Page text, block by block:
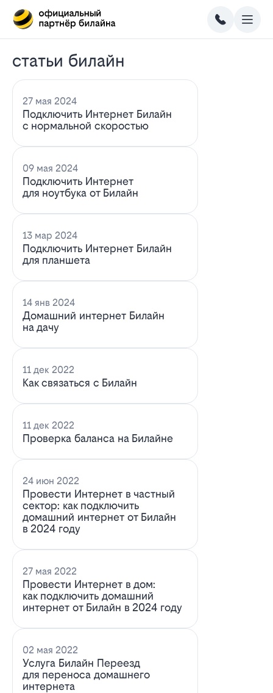
статьи билайн
27 мая 2024
Подключить Интернет Билайн
с нормальной скоростью
09 мая 2024
Подключить Интернет
для ноутбука от Билайн
13 мар 2024
Подключить Интернет Билайн
для планшета
14 янв 2024
Домашний интернет Билайн
на дачу
11 дек 2022
Как связаться с Билайн
11 дек 2022
Проверка баланса на Билайне
24 июн 2022
Провести Интернет в частный
сектор: как подключить
домашний интернет от Билайн
в 2024 году
27 мая 2022
Провести Интернет в дом:
как подключить домашний
интернет от Билайн в 2024 году
02 мая 2022
Услуга Билайн Переезд
для переноса домашнего
интернета